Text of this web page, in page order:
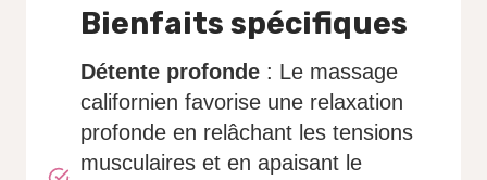
Bienfaits spécifiques
Détente profonde : Le massage
californien favorise une relaxation
profonde en relâchant les tensions
musculaires et en apaisant le